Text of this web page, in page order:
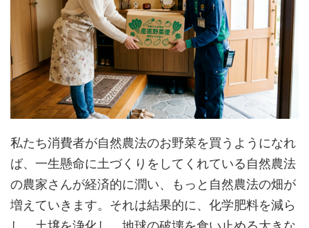
私たち消費者が自然農法のお野菜を買うようになれ
ば、一生懸命に土づくりをしてくれている自然農法
の農家さんが経済的に潤い、もっと自然農法の畑が
増えていきます。それは結果的に、化学肥料を減ら